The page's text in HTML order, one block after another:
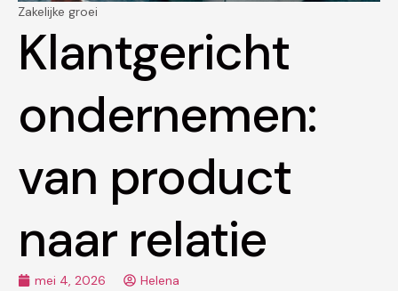
Zakelijke groei
Klantgericht
ondernemen:
van product
naar relatie
mei 4, 2026 Helena